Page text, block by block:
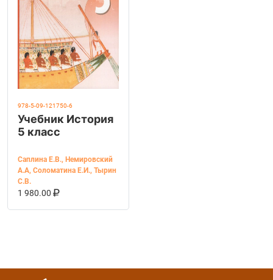
978-5-09-121750-6
Учебник История
5 класс
Саплина Е.В., Немировский
А.А, Соломатина Е.И., Тырин
С.В.
1 980.00
В КОРЗИНУ